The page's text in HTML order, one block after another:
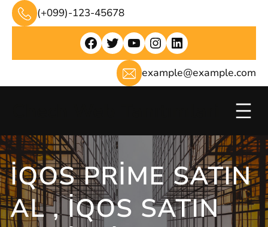
İçeriğe
geç
(+099)-123-45678
Facebook Twitter YouTube Instagram LinkedIn
example@example.com
IQOS PRIME SATIN
AL , IQOS SATIN